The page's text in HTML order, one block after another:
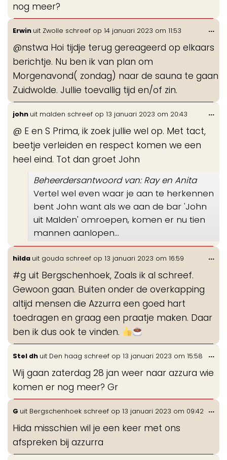
nog meer?
Erwin uit Zwolle schreef op 14 januari 2023 om 11:53
@nstwa Hoi tijdje terug gereageerd op elkaars
berichtje. Nu ben ik van plan om
Morgenavond( zondag) naar de sauna te gaan
Zuidwolde. Jullie toevallig tijd en/of zin.
...
john uit malden schreef op 13 januari 2023 om 20:43
@ E en S Prima, ik zoek jullie wel op. Met tact,
beetje verleiden en respect komen we een
heel eind. Tot dan groet John
Beheerdersantwoord van: Ray en Anita
Vertel wel even waar je aan te herkennen
bent John want als we aan de bar 'John
uit Malden' omroepen, komen er nu tien
mannen aanlopen...
...
hilda uit gouda schreef op 13 januari 2023 om 16:59
#g uit Bergschenhoek, Zoals ik al schreef.
Gewoon gaan. Buiten onder de overkapping
altijd mensen die Azzurra een goed hart
toedragen en graag een praatje maken. Daar
ben ik dus ook te vinden.
...
Stel dh uit Den haag schreef op 13 januari 2023 om 15:58
Wij gaan zaterdag 28 jan weer naar azzura wie
komen er nog meer? Gr
...
G uit Bergschenhoek schreef op 13 januari 2023 om 09:42
Hida misschien wil je een keer met ons
afspreken bij azzurra
...